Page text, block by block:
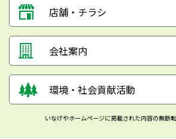
店舗・チラシ
会社案内
環境・社会貢献活動
いなげやホームページに掲載された内容の無断